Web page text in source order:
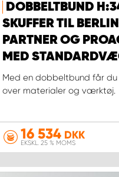
DOBBELTBUND
SKUFFER TIL
PARTNER OG
MED
Med en dobbeltbund får
over materialer og værktøj.
16 534 DKK
EKSKL. 25 % MOMS